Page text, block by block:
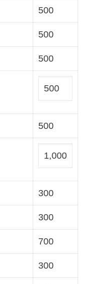
500
500
500
500
500
1,000
300
300
700
300